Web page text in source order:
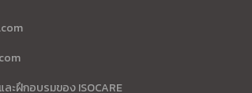
ะฝึกอบรมของ ISOCARE